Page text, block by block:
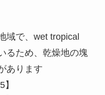
域で、wet tropical
るため、乾燥地の塊
あります